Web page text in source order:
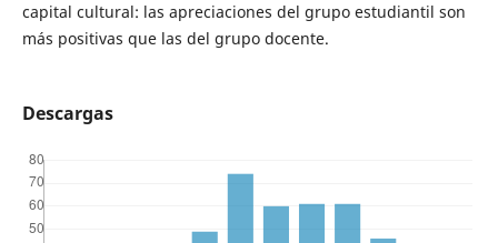
capital cultural: las apreciaciones del grupo estudiantil son
más positivas que las del grupo docente.
Descargas